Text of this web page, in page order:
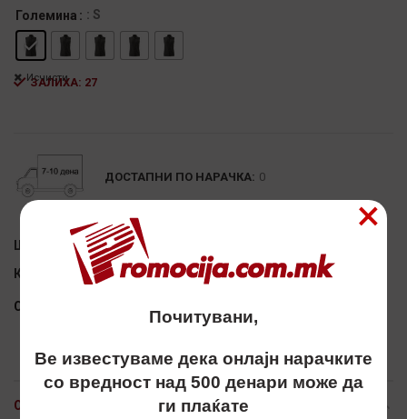
Големина : S
Исчисти
ЗАЛИХА: 27
ДОСТАПНИ ПО НАРАЧКА: 0
Шифра:
5700711-S
Категорија:ЈАКНИ И ЕЛЕЦИ
Сподели
ОПИС
Почитувани,
Ве известуваме дека онлајн нарачките
со вредност над 500 денари може да
ги плаќате
×